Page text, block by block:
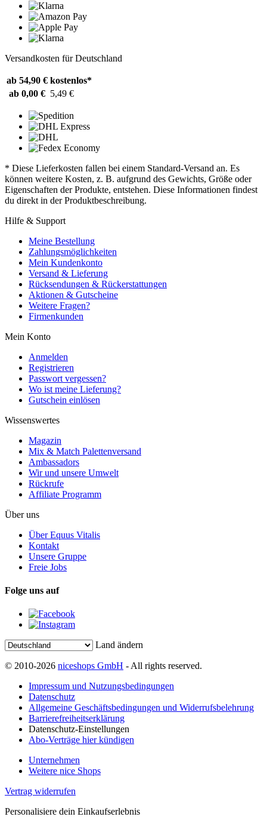
Versandkosten für Deutschland
ab 54,90 € kostenlos*
ab 0,00 € 5,49 €
* Diese Lieferkosten fallen bei einem Standard-Versand an. Es
können weitere Kosten, z. B. aufgrund des Gewichts, Größe oder
Eigenschaften der Produkte, entstehen. Diese Informationen findest
du direkt in der Produktbeschreibung.
Hilfe & Support
Meine Bestellung
Zahlungsmöglichkeiten
Mein Kundenkonto
Versand & Lieferung
Rücksendungen & Rückerstattungen
Aktionen & Gutscheine
Weitere Fragen?
Firmenkunden
Mein Konto
Anmelden
Registrieren
Passwort vergessen?
Wo ist meine Lieferung?
Gutschein einlösen
Wissenswertes
Magazin
Mix & Match Palettenversand
Ambassadors
Wir und unsere Umwelt
Rückrufe
Affiliate Programm
Über uns
Über Equus Vitalis
Kontakt
Unsere Gruppe
Freie Jobs
Folge uns auf
Land ändern
© 2010-2026 niceshops GmbH - All rights reserved.
Impressum und Nutzungsbedingungen
Datenschutz
Allgemeine Geschäftsbedingungen und Widerrufsbelehrung
Barrierefreiheitserklärung
Datenschutz-Einstellungen
Abo-Verträge hier kündigen
Unternehmen
Weitere nice Shops
Vertrag widerrufen
Personalisiere dein Einkaufserlebnis